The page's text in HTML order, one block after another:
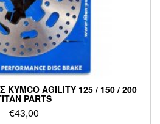
AGILITY 125 / 150 / 200
PARTS
€43,00